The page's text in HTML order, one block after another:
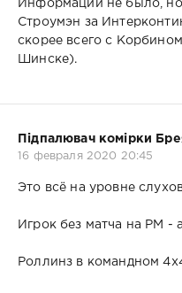
Информации не было,
Строумэн за
скорее всего с
Шинске).
Підпалювач комірки
16 февраля 2020 20:45
Это всё на уровне
Игрок без матча на РМ -
Роллинз в командном